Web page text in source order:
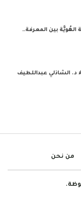
بين المعرفة…
د. الشاذلي عبداللطيف
من نحن